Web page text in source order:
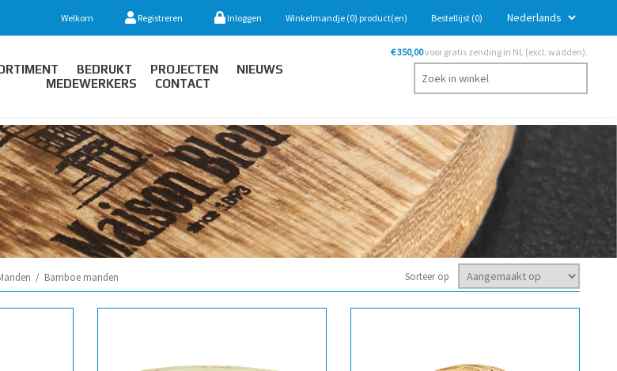
Welkom Registreren Inloggen Winkelmandje (0) product(en) Bestellijst (0)
BEDRUKT PROJECTEN
NIEUWS
MEDEWERKERS
CONTACT
€ 350,00voor gratis zending in NL (excl. wadden).
/ Bamboe manden Sorteer op